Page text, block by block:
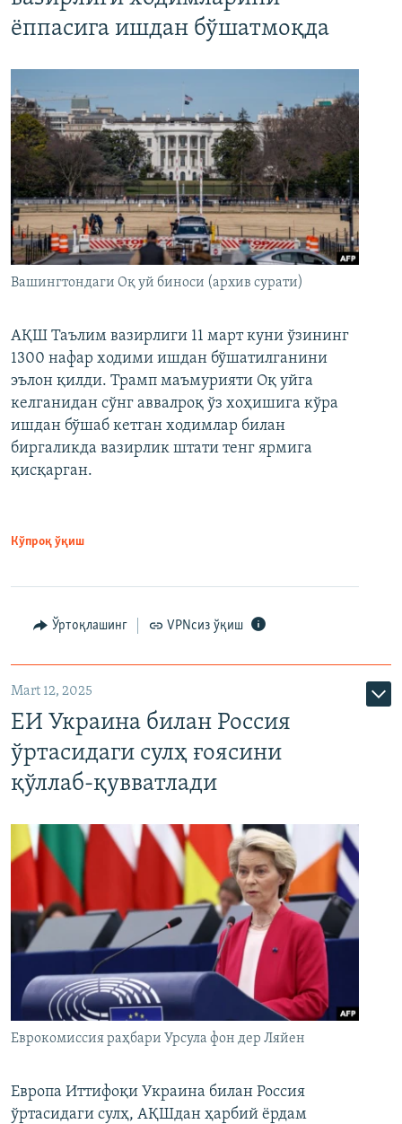
ёппасига ишдан бўшатмоқда
Вашингтондаги Оқ уй биноси (архив сурати)
АҚШ Таълим вазирлиги 11 март куни ўзининг
1300 нафар ходими ишдан бўшатилганини
эълон қилди. Трамп маъмурияти Оқ уйга
келганидан сўнг аввалроқ ўз хоҳишига кўра
ишдан бўшаб кетган ходимлар билан
биргаликда вазирлик штати тенг ярмига
қисқарган.
Кўпроқ ўқиш
Ўртоқлашинг VPNсиз ўқиш
Mart 12, 2025
ЕИ Украина билан Россия
ўртасидаги сулҳ ғоясини
қўллаб-қувватлади
Еврокомиссия раҳбари Урсула фон дер Ляйен
Европа Иттифоқи Украина билан Россия
ўртасидаги сулҳ, АҚШдан ҳарбий ёрдам